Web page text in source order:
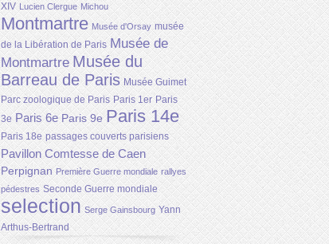
XIV Lucien Clergue Michou
Montmartre Musée d'Orsay musée
de la Libération de Paris Musée de
Montmartre Musée du
Barreau de Paris Musée Guimet
Parc zoologique de Paris Paris 1er Paris
3e Paris 6e Paris 9e Paris 14e
Paris 18e passages couverts parisiens
Pavillon Comtesse de Caen
Perpignan Première Guerre mondiale rallyes
pédestres Seconde Guerre mondiale
selection Serge Gainsbourg Yann
Arthus-Bertrand